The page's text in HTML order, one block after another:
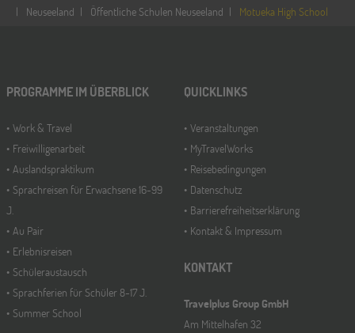
Neuseeland
Öffentliche Schulen Neuseeland Motueka High School
PROGRAMME IM ÜBERBLICK
Work & Travel
Freiwilligenarbeit
Auslandspraktikum
Sprachreisen für Erwachsene 16-99
J.
Au Pair
Erlebnisreisen
Schüleraustausch
Sprachferien für Schüler 8-17 J.
Summer School
QUICKLINKS
Veranstaltungen
MyTravelWorks
Reisebedingungen
Datenschutz
Barrierefreiheitserklärung
Kontakt & Impressum
KONTAKT
Travelplus Group GmbH
Am Mittelhafen 32